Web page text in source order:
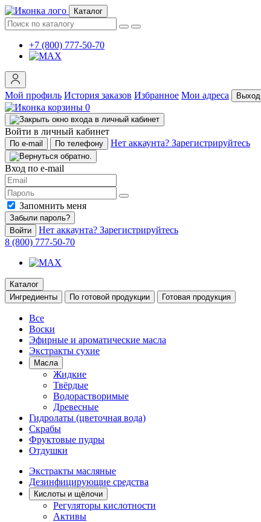
Каталог
+7 (800) 777-50-70
Мой профиль История заказов Избранное Мои адреса Выход
0
Войти в личный кабинет
По e-mail По телефону Нет аккаунта? Зарегистрируйтесь
Вход по e-mail
Запомнить меня
Забыли пароль?
Войти
Нет аккаунта? Зарегистрируйтесь
8 (800) 777-50-70
Каталог
Ингредиенты
По готовой продукции Готовая продукция
Все
Воски
Эфирные и ароматические масла
Экстракты сухие
Масла
Жидкие
Твёрдые
Водорастворимые
Древесные
Гидролаты (цветочная вода)
Скрабы
Фруктовые пудры
Отдушки
Экстракты масляные
Дезинфицирующие средства
Кислоты и щёлочи
Регуляторы кислотности
Активы